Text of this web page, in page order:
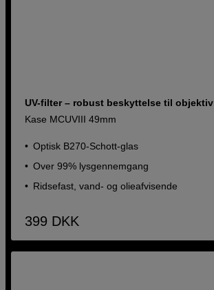
UV-filter – robust beskyttelse til objektiv
Kase MCUVIII 49mm
Optisk B270-Schott-glas
Over 99% lysgennemgang
Ridsefast, vand- og olieafvisende
399 DKK